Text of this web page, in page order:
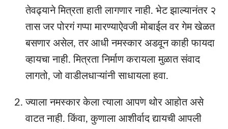
तेवढ्याने मित्रता हाती लागणार नाही. भेट झाल्यानंतर २
तास जर पोरगं गप्पा मारण्याऐवजी मोबाईल वर गेम खेळत
बसणार असेल, तर आधी नमस्कार अडवून काही फायदा
व्हायचा नाही. मित्रता निर्माण करायला मुळात संवाद
लागतो, जो वाडीलधाऱ्यांनी साधायला हवा.
ज्याला नमस्कार केला त्याला आपण थोर आहोत असे
वाटत नाही. किंवा, कुणाला आशीर्वाद द्यायची आपली